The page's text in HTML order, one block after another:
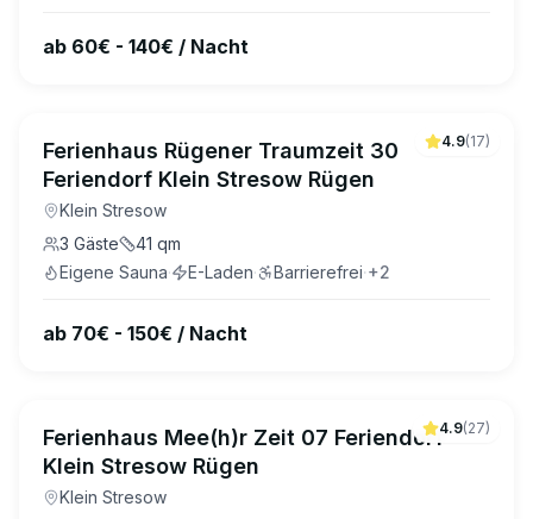
ab 60€ - 140€ / Nacht
4.9(17)
Ferienhaus Rügener Traumzeit 30
Feriendorf Klein Stresow Rügen
Klein Stresow
3 Gäste 41 qm
Eigene Sauna· E-Laden· Barrierefrei·+2
ab 70€ - 150€ / Nacht
4.9(27)
Ferienhaus Mee(h)r Zeit 07 Feriendorf
Klein Stresow Rügen
Klein Stresow